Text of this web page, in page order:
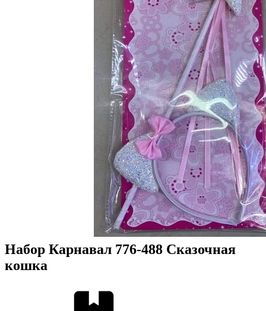
Набор Карнавал 776-488 Сказочная
кошка